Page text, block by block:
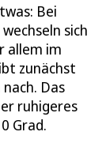
Bei
sich
allem im
zunächst
Das
ruhigeres
Grad.